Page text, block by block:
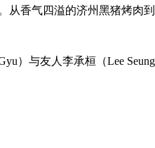
香气四溢的济州黑猪烤肉
）与友人李承桓（Lee